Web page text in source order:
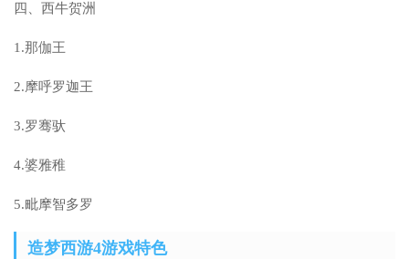
四、西牛贺洲
1.那伽王
2.摩呼罗迦王
3.罗骞驮
4.婆雅稚
5.毗摩智多罗
造梦西游4游戏特色